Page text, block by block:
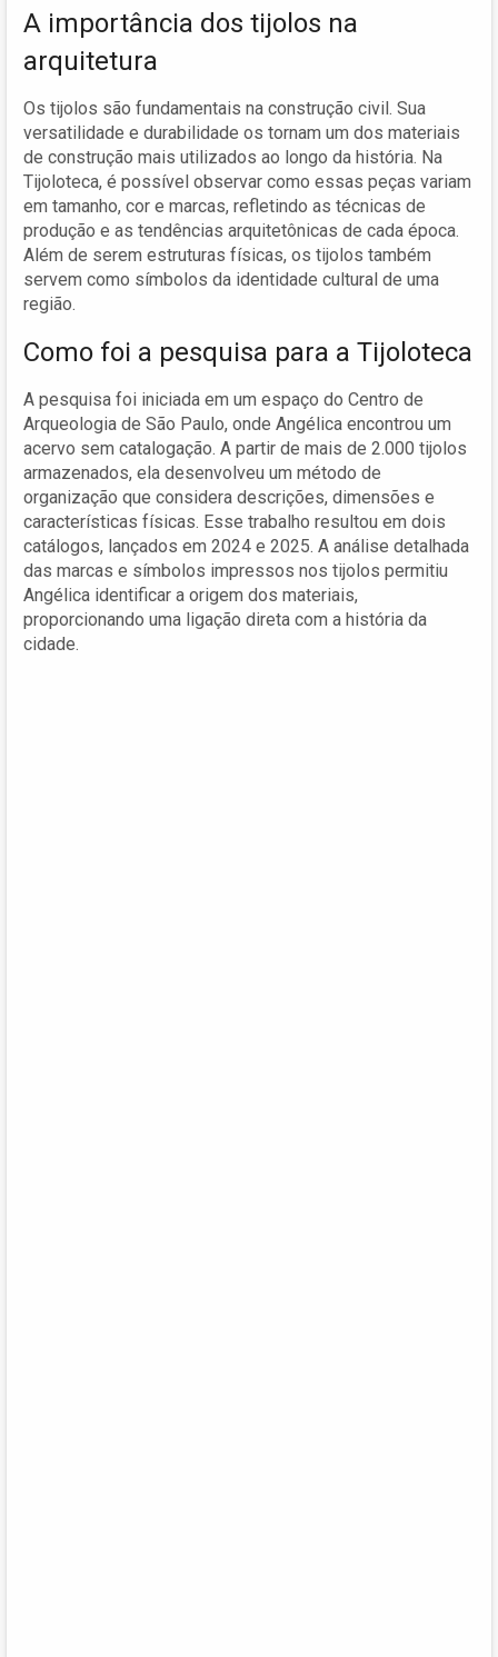
A importância dos tijolos na
arquitetura
Os tijolos são fundamentais na construção civil. Sua
versatilidade e durabilidade os tornam um dos materiais
de construção mais utilizados ao longo da história. Na
Tijoloteca, é possível observar como essas peças variam
em tamanho, cor e marcas, refletindo as técnicas de
produção e as tendências arquitetônicas de cada época.
Além de serem estruturas físicas, os tijolos também
servem como símbolos da identidade cultural de uma
região.
Como foi a pesquisa para a Tijoloteca
A pesquisa foi iniciada em um espaço do Centro de
Arqueologia de São Paulo, onde Angélica encontrou um
acervo sem catalogação. A partir de mais de 2.000 tijolos
armazenados, ela desenvolveu um método de
organização que considera descrições, dimensões e
características físicas. Esse trabalho resultou em dois
catálogos, lançados em 2024 e 2025. A análise detalhada
das marcas e símbolos impressos nos tijolos permitiu
Angélica identificar a origem dos materiais,
proporcionando uma ligação direta com a história da
cidade.